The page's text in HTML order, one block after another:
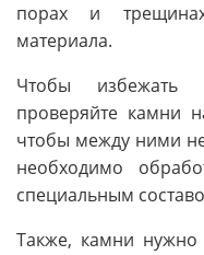
порах и
материала.
Чтобы избежать
проверяйте камни
чтобы между ними
необходимо
специальным
Также, камни нужно